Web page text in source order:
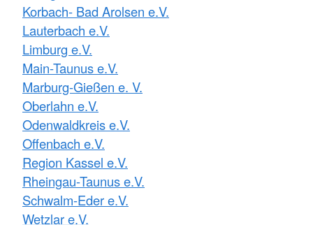
Korbach- Bad Arolsen e.V.
Lauterbach e.V.
Limburg e.V.
Main-Taunus e.V.
Marburg-Gießen e. V.
Oberlahn e.V.
Odenwaldkreis e.V.
Offenbach e.V.
Region Kassel e.V.
Rheingau-Taunus e.V.
Schwalm-Eder e.V.
Wetzlar e.V.